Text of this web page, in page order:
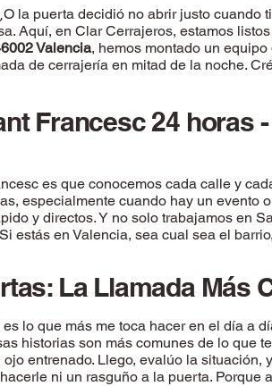
la puerta decidió no abrir justo cuando
Aquí, en Clar Cerrajeros, estamos
Valencia, hemos montado un
de cerrajería en mitad de la noche.
Francesc 24 horas
es que conocemos cada calle y
especialmente cuando hay un evento
y directos. Y no solo trabajamos en
estás en Valencia, sea cual sea el
La Llamada Más
lo que más me toca hacer en el día a
historias son más comunes de lo que
entrenado. Llego, evalúo la
ni un rasguño a la puerta.